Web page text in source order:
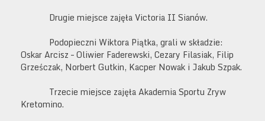
Drugie miejsce zajęła Victoria II Sianów.
Podopieczni Wiktora Piątka, grali w składzie:
Oskar Arcisz – Oliwier Faderewski, Cezary Filasiak, Filip
Grześczak, Norbert Gutkin, Kacper Nowak i Jakub Szpak.
Trzecie miejsce zajęła Akademia Sportu Zryw
Kretomino.